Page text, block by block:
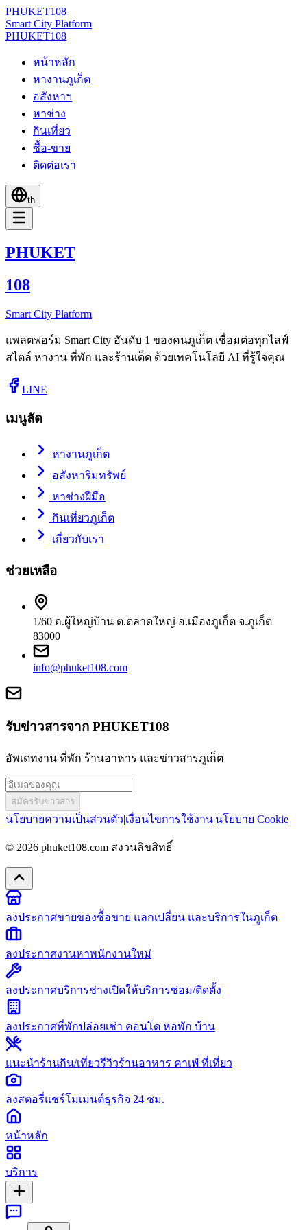
PHUKET108
Smart City Platform
PHUKET108
หน้าหลัก
หางานภูเก็ต
อสังหาฯ
หาช่าง
กินเที่ยว
ซื้อ-ขาย
ติดต่อเรา
th
PHUKET
108
Smart City Platform
แพลตฟอร์ม Smart City อันดับ 1 ของคนภูเก็ต เชื่อมต่อทุกไลฟ์
สไตล์ หางาน ที่พัก และร้านเด็ด ด้วยเทคโนโลยี AI ที่รู้ใจคุณ
LINE
เมนูลัด
หางานภูเก็ต
อสังหาริมทรัพย์
หาช่างฝีมือ
กินเที่ยวภูเก็ต
เกี่ยวกับเรา
ช่วยเหลือ
1/60 ถ.ผู้ใหญ่บ้าน ต.ตลาดใหญ่ อ.เมืองภูเก็ต จ.ภูเก็ต
83000
info@phuket108.com
รับข่าวสารจาก PHUKET108
อัพเดทงาน ที่พัก ร้านอาหาร และข่าวสารภูเก็ต
สมัครรับข่าวสาร
นโยบายความเป็นส่วนตัว|เงื่อนไขการใช้งาน|นโยบาย Cookie
© 2026 phuket108.com สงวนลิขสิทธิ์
ลงประกาศขายของซื้อขาย แลกเปลี่ยน และบริการในภูเก็ต
ลงประกาศงานหาพนักงานใหม่
ลงประกาศบริการช่างเปิดให้บริการซ่อม/ติดตั้ง
ลงประกาศที่พักปล่อยเช่า คอนโด หอพัก บ้าน
แนะนำร้านกิน/เที่ยวรีวิวร้านอาหาร คาเฟ่ ที่เที่ยว
ลงสตอรี่แชร์โมเมนต์ธุรกิจ 24 ชม.
หน้าหลัก
บริการ